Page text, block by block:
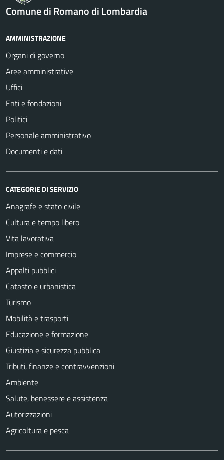
Comune di Romano di Lombardia
AMMINISTRAZIONE
Organi di governo
Aree amministrative
Uffici
Enti e fondazioni
Politici
Personale amministrativo
Documenti e dati
CATEGORIE DI SERVIZIO
Anagrafe e stato civile
Cultura e tempo libero
Vita lavorativa
Imprese e commercio
Appalti pubblici
Catasto e urbanistica
Turismo
Mobilità e trasporti
Educazione e formazione
Giustizia e sicurezza pubblica
Tributi, finanze e contravvenzioni
Ambiente
Salute, benessere e assistenza
Autorizzazioni
Agricoltura e pesca